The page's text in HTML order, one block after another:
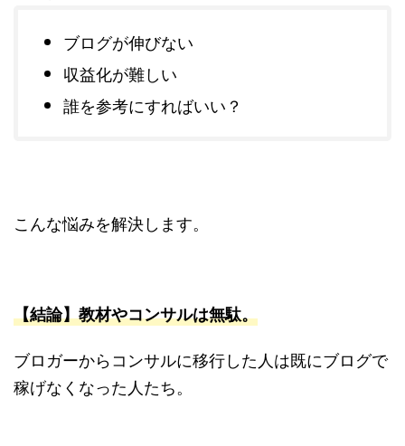
ブログが伸びない
収益化が難しい
誰を参考にすればいい？
こんな悩みを解決します。
【結論】教材やコンサルは無駄。
ブロガーからコンサルに移行した人は既にブログで
稼げなくなった人たち。